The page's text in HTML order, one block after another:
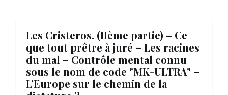
Les Cristeros. (IIème partie) – Ce
que tout prêtre à juré – Les racines
du mal – Contrôle mental connu
sous le nom de code "MK-ULTRA" –
L’Europe sur le chemin de la